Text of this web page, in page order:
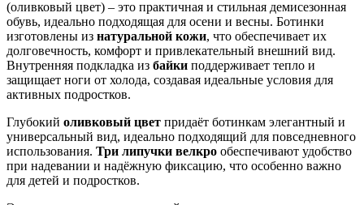
(оливковый цвет) – это практичная и стильная демисезонная
обувь, идеально подходящая для осени и весны. Ботинки
изготовлены из натуральной кожи, что обеспечивает их
долговечность, комфорт и привлекательный внешний вид.
Внутренняя подкладка из байки поддерживает тепло и
защищает ноги от холода, создавая идеальные условия для
активных подростков.
Глубокий оливковый цвет придаёт ботинкам элегантный и
универсальный вид, идеально подходящий для повседневного
использования. Три липучки велкро обеспечивают удобство
при надевании и надёжную фиксацию, что особенно важно
для детей и подростков.